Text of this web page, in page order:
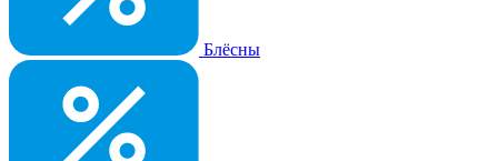
Блёсны